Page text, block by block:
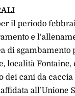
il periodo
e
di
località Fontaine,
dei cani da
all’Unione